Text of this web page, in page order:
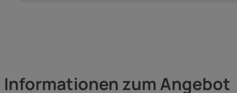
Informationen zum Angebot